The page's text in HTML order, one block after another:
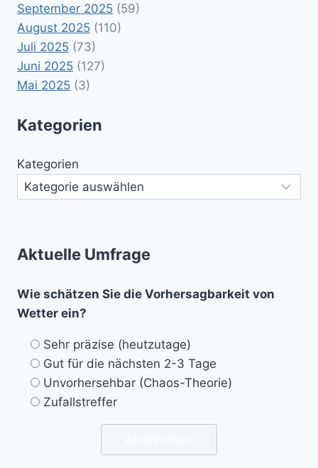
September 2025 (59)
August 2025 (110)
Juli 2025 (73)
Juni 2025 (127)
Mai 2025 (3)
Kategorien
Kategorien
Aktuelle Umfrage
Wie schätzen Sie die Vorhersagbarkeit von
Wetter ein?
Sehr präzise (heutzutage)
Gut für die nächsten 2-3 Tage
Unvorhersehbar (Chaos-Theorie)
Zufallstreffer